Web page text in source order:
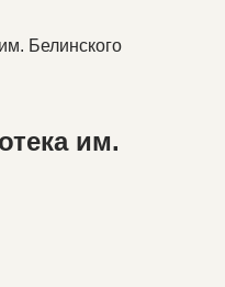
Белинского
им.